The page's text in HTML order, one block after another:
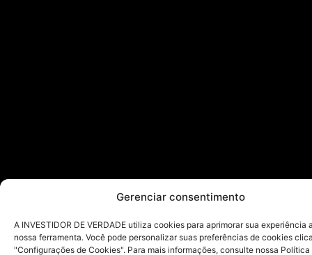
Gerenciar consentimento
A INVESTIDOR DE VERDADE utiliza cookies para aprimorar sua experiência
nossa ferramenta. Você pode personalizar suas preferências de cookies
"Configurações de Cookies". Para mais informações, consulte nossa Política